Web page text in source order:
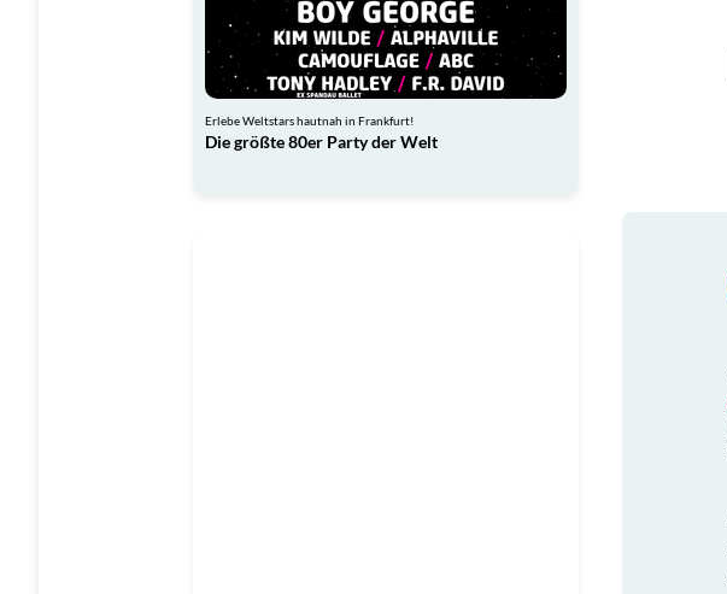
Erlebe Weltstars hautnah in Frankfurt!
Die größte 80er Party der Welt